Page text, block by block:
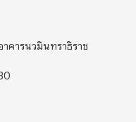
คารนวมินทราธิราช